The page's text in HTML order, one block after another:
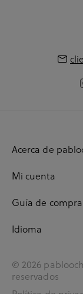
Acerca de
Mi cuenta
Guía de compra
Idioma
© 2026
reservados